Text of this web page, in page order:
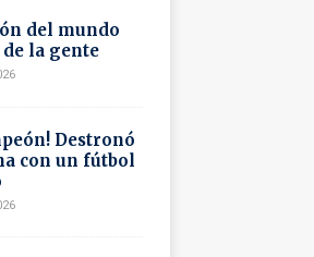
del mundo
la gente
Destronó
con un fútbol